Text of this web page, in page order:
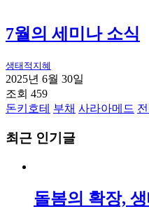
7월의 세미나 소식
생태적지혜
2025년 6월 30일
조회 459
돈키호테 부채 사라아메드
최근 인기글
돌봄의 확장,